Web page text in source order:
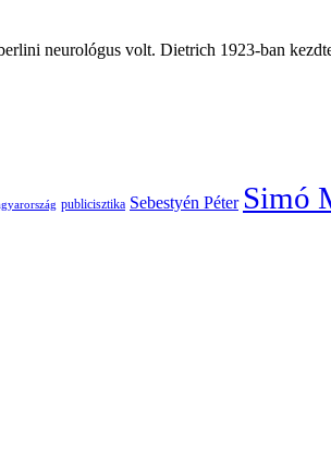
neurológus volt. Dietrich 1923-ban
publicisztika Sebestyén Péter Simó